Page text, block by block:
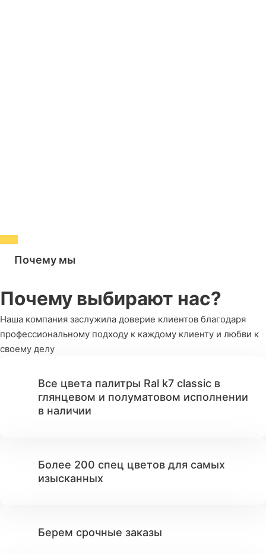
Почему мы
Почему выбирают нас?
Наша компания заслужила доверие клиентов благодаря
профессиональному подходу к каждому клиенту и любви к
своему делу
Все цвета палитры Ral k7 classic в
глянцевом и полуматовом исполнении
в наличии
Более 200 спец цветов для самых
изысканных
Берем срочные заказы